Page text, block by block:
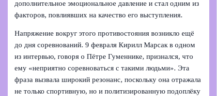
дополнительное эмоциональное давление и стал одним из
факторов, повлиявших на качество его выступления.
Напряжение вокруг этого противостояния возникло ещё
до дня соревнований. 9 февраля Кирилл Марсак в одном
из интервью, говоря о Пётре Гуменнике, признался, что
ему «неприятно соревноваться с такими людьми». Эта
фраза вызвала широкий резонанс, поскольку она отражала
не только спортивную, но и политизированную подоплёку